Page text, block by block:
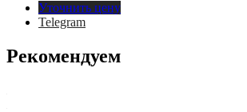
Уточнить цену
Telegram
Рекомендуем